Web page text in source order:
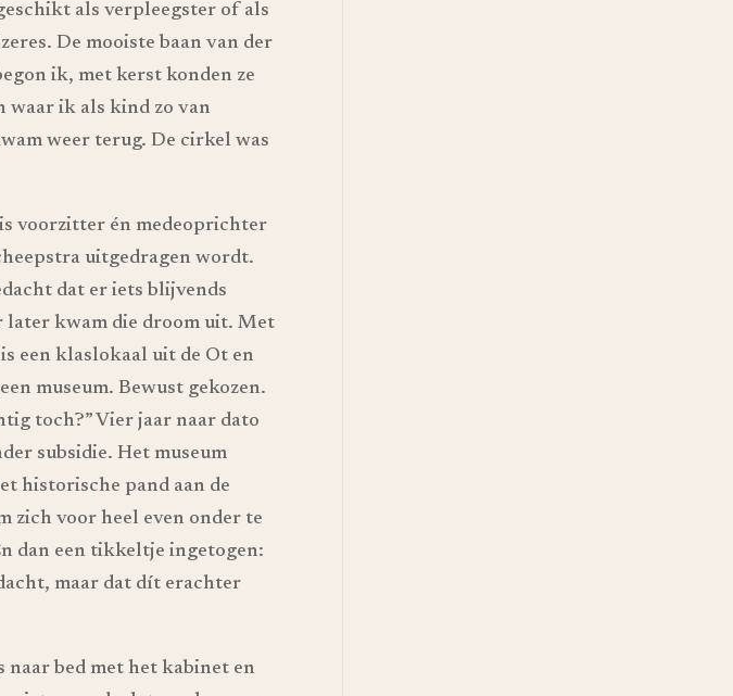
als verpleegster of als
De mooiste baan van der
ik, met kerst konden ze
waar ik als kind zo van
weer terug. De cirkel was
voorzitter én medeoprichter
uitgedragen wordt.
dat er iets blijvends
later kwam die droom uit. Met
een klaslokaal uit de Ot en
museum. Bewust gekozen.
toch?” Vier jaar naar dato
subsidie. Het museum
historische pand aan de
zich voor heel even onder te
dan een tikkeltje ingetogen:
maar dat dít erachter
naar bed met het kabinet en